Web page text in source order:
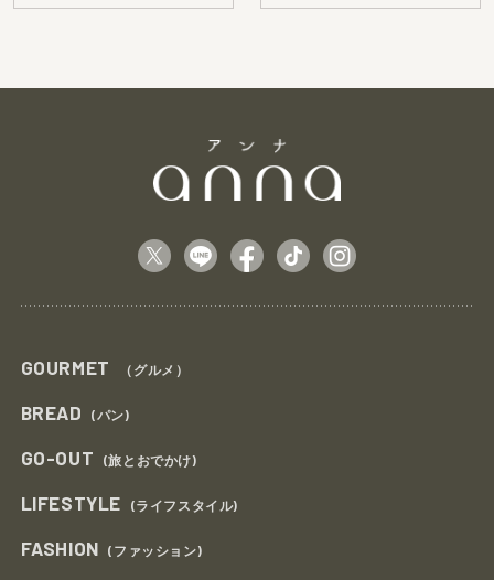
GOURMET （グルメ）
BREAD (パン)
GO-OUT (旅とおでかけ)
LIFESTYLE (ライフスタイル)
FASHION (ファッション)